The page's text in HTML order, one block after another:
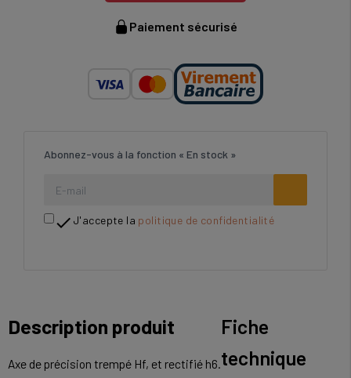
Paiement sécurisé
Abonnez-vous à la fonction « En stock »
 J'accepte la politique de confidentialité
Description produit
Axe de précision trempé Hf, et rectifié h6.
Fiche
technique